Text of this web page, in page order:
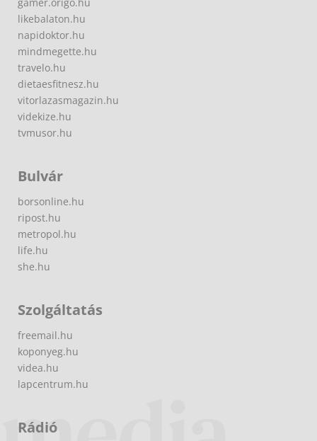
likebalaton.hu
napidoktor.hu
mindmegette.hu
travelo.hu
dietaesfitnesz.hu
vitorlazasmagazin.hu
videkize.hu
tvmusor.hu
Bulvár
borsonline.hu
ripost.hu
metropol.hu
life.hu
she.hu
Szolgáltatás
freemail.hu
koponyeg.hu
videa.hu
lapcentrum.hu
Rádió